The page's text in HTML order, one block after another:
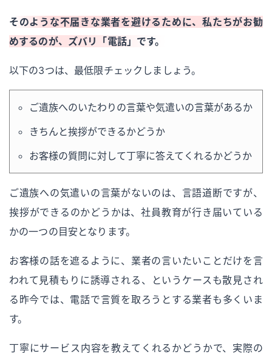
そのような不届きな業者を避けるために、私たちがお勧
めするのが、ズバリ「電話」です。
以下の3つは、最低限チェックしましょう。
ご遺族へのいたわりの言葉や気遣いの言葉があるか
きちんと挨拶ができるかどうか
お客様の質問に対して丁寧に答えてくれるかどうか
ご遺族への気遣いの言葉がないのは、言語道断ですが、
挨拶ができるのかどうかは、社員教育が行き届いている
かの一つの目安となります。
お客様の話を遮るように、業者の言いたいことだけを言
われて見積もりに誘導される、というケースも散見され
る昨今では、電話で言質を取ろうとする業者も多くいま
す。
丁寧にサービス内容を教えてくれるかどうかで、実際の